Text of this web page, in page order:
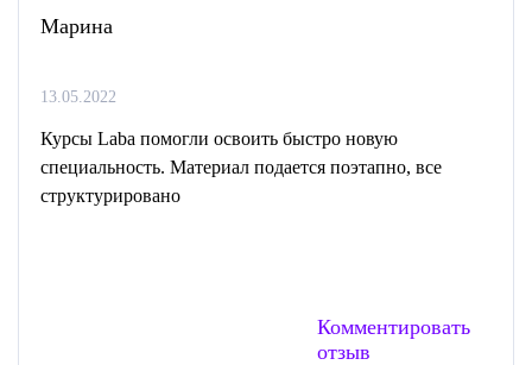
Марина
13.05.2022
Курсы Laba помогли освоить быстро новую
специальность. Материал подается поэтапно, все
структурировано
Комментировать
отзыв